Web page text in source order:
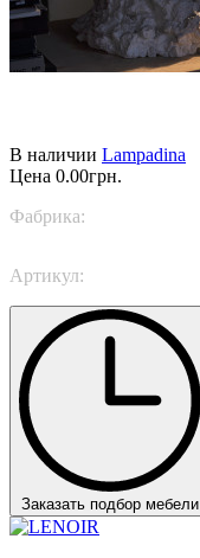
В наличии Lampadina
Цена 0.00грн.
Фабрика:
Артикул:
Заказать подбор мебели